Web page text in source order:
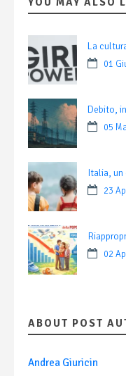
La
01
Debito,
05
Italia, un
23
02
ABOUT POST
Andrea Giuricin